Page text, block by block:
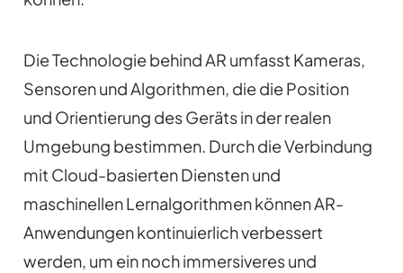
Die Technologie behind AR umfasst Kameras,
Sensoren und Algorithmen, die die Position
und Orientierung des Geräts in der realen
Umgebung bestimmen. Durch die Verbindung
mit Cloud-basierten Diensten und
maschinellen Lernalgorithmen können AR-
Anwendungen kontinuierlich verbessert
werden, um ein noch immersiveres und